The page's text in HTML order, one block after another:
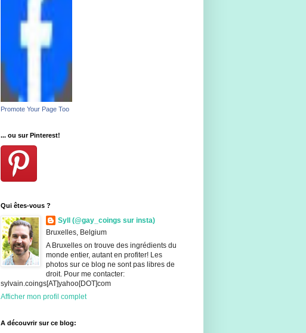
Promote Your Page Too
... ou sur Pinterest!
Qui êtes-vous ?
Syll (@gay_coings sur insta)
Bruxelles, Belgium
A Bruxelles on trouve des ingrédients du
monde entier, autant en profiter! Les
photos sur ce blog ne sont pas libres de
droit. Pour me contacter:
sylvain.coings[AT]yahoo[DOT]com
Afficher mon profil complet
A découvrir sur ce blog: